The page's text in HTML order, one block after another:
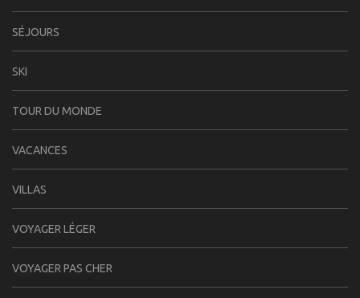
SÉJOURS
SKI
TOUR DU MONDE
VACANCES
VILLAS
VOYAGER LÉGER
VOYAGER PAS CHER